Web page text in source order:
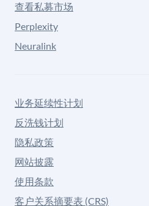
查看私募市场
Perplexity
Neuralink
业务延续性计划
反洗钱计划
隐私政策
网站披露
使用条款
客户关系摘要表 (CRS)